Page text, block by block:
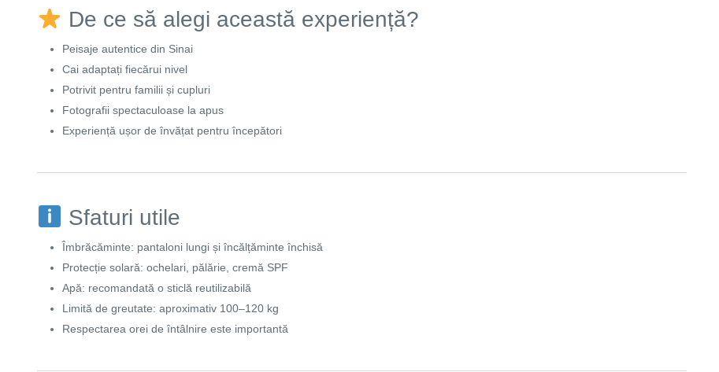
De ce să alegi această experiență?
Peisaje autentice din Sinai
Cai adaptați fiecărui nivel
Potrivit pentru familii și cupluri
Fotografii spectaculoase la apus
Experiență ușor de învățat pentru începători
Sfaturi utile
Îmbrăcăminte: pantaloni lungi și încălțăminte închisă
Protecție solară: ochelari, pălărie, cremă SPF
Apă: recomandată o sticlă reutilizabilă
Limită de greutate: aproximativ 100–120 kg
Respectarea orei de întâlnire este importantă